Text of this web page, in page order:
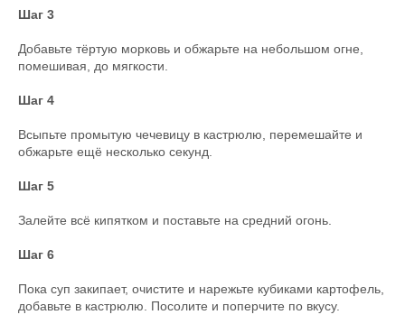
Шаг 3
Добавьте тёртую морковь и обжарьте на небольшом огне,
помешивая, до мягкости.
Шаг 4
Всыпьте промытую чечевицу в кастрюлю, перемешайте и
обжарьте ещё несколько секунд.
Шаг 5
Залейте всё кипятком и поставьте на средний огонь.
Шаг 6
Пока суп закипает, очистите и нарежьте кубиками картофель,
добавьте в кастрюлю. Посолите и поперчите по вкусу.